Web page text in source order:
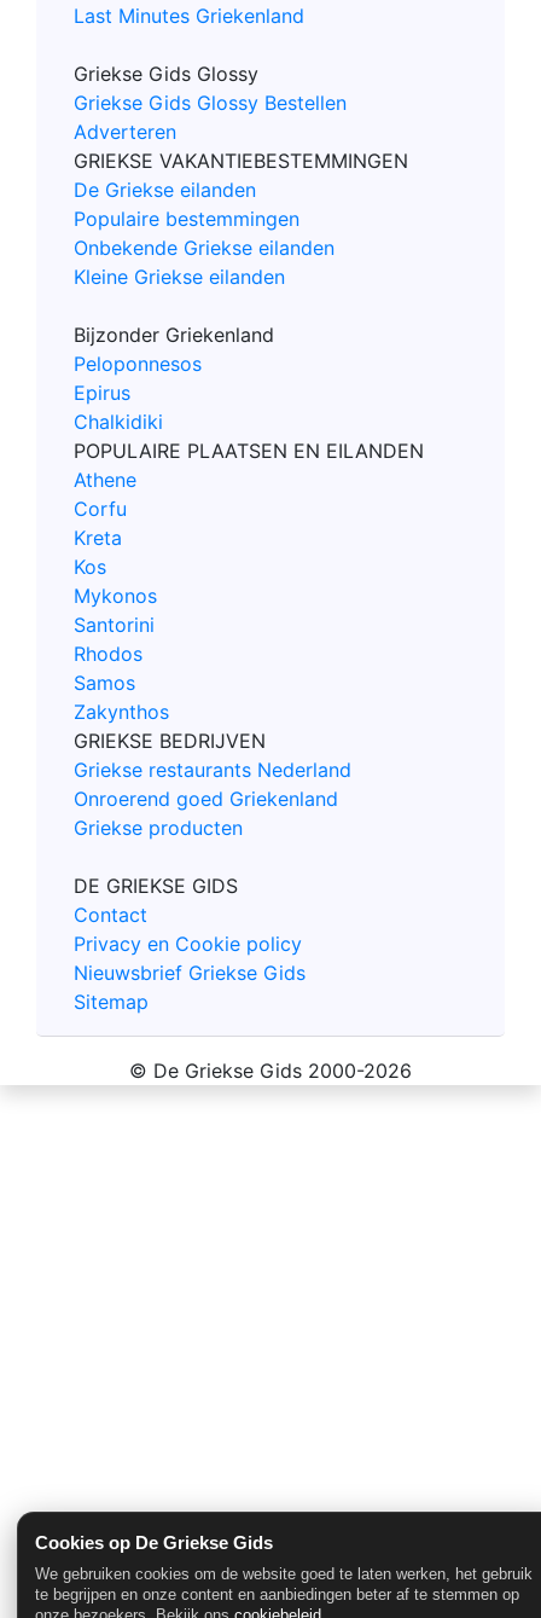
Cookies op De Griekse Gids
We gebruiken cookies om de website goed te laten werken, het gebruik
te begrijpen en onze content en aanbiedingen beter af te stemmen op
Last Minutes Griekenland
Griekse Gids Glossy
Griekse Gids Glossy Bestellen
Adverteren
GRIEKSE VAKANTIEBESTEMMINGEN
De Griekse eilanden
Populaire bestemmingen
Onbekende Griekse eilanden
Kleine Griekse eilanden
Bijzonder Griekenland
Peloponnesos
Epirus
Chalkidiki
POPULAIRE PLAATSEN EN EILANDEN
Athene
Corfu
Kreta
Kos
Mykonos
Santorini
Rhodos
Samos
Zakynthos
GRIEKSE BEDRIJVEN
Griekse restaurants Nederland
Onroerend goed Griekenland
Griekse producten
DE GRIEKSE GIDS
Contact
Privacy en Cookie policy
Nieuwsbrief Griekse Gids
Sitemap
© De Griekse Gids 2000-2026